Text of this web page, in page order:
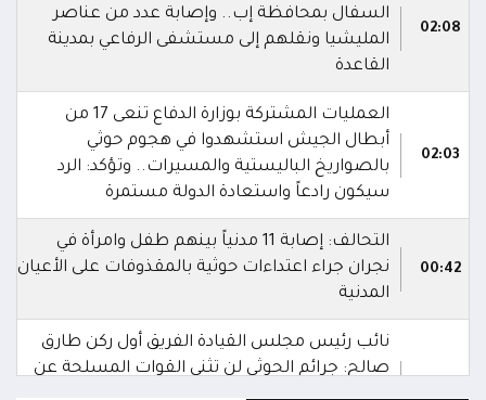
02:08
السفال بمحافظة إب.. وإصابة عدد من عناصر
المليشيا ونقلهم إلى مستشفى الرفاعي بمدينة
القاعدة
02:03
العمليات المشتركة بوزارة الدفاع تنعى 17 من
أبطال الجيش استشهدوا في هجوم حوثي
بالصواريخ الباليستية والمسيرات.. وتؤكد: الرد
سيكون رادعاً واستعادة الدولة مستمرة
00:42
التحالف: إصابة 11 مدنياً بينهم طفل وامرأة في
نجران جراء اعتداءات حوثية بالمقذوفات على الأعيان
المدنية
نائب رئيس مجلس القيادة الفريق أول ركن طارق
صالح: جرائم الحوثي لن تثني القوات المسلحة عن
أداء واجبها الوطني واستعادة الدولة وعاصمتها